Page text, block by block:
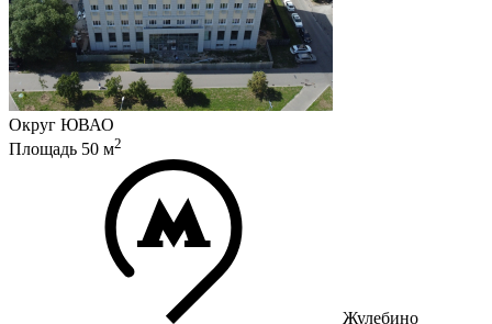
Округ ЮВАО
Площадь 50 м2
Жулебино